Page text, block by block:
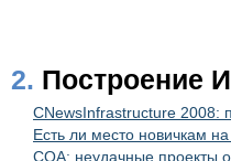
2. Построение
CNewsInfrastructure 2008:
Есть ли место новичкам
СОА: неудачные проекты